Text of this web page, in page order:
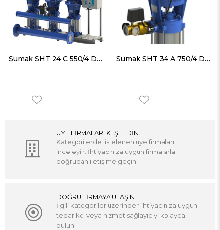
Sumak SHT 24 C 550/4 Düşey Milli Kademeli Üç Pompalı Hidrofor Sumak SHT 34 A 750/4 Düşey Milli Kademeli Hidrofor
ÜYE FİRMALARI KEŞFEDİN
Kategorilerde listelenen üye firmaları
inceleyin. İhtiyacınıza uygun firmalarla
doğrudan iletişime geçin.
DOĞRU FİRMAYA ULAŞIN
İlgili kategoriler üzerinden ihtiyacınıza uygun
tedarikçi veya hizmet sağlayıcıyı kolayca
bulun.